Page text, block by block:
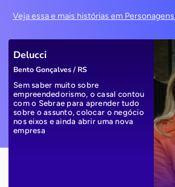
Veja essa e mais histórias em
Delucci
Bento Gonçalves / RS
Sem saber muito sobre
empreendedorismo, o casal contou
com o Sebrae para aprender tudo
sobre o assunto, colocar o negócio
nos eixos e ainda abrir uma nova
empresa